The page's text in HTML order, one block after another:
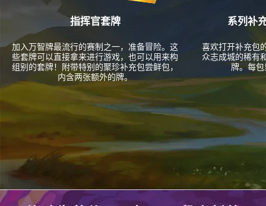
指挥官套牌
加入万智牌最流行的赛制之一，准备冒险。这
些套牌可以直接拿来进行游戏，也可以用来构
组别的套牌！附带特别的聚珍补充包尝鲜包，
内含两张额外的牌。
系列补
喜欢打开补充包
众志成城的稀有
牌。每